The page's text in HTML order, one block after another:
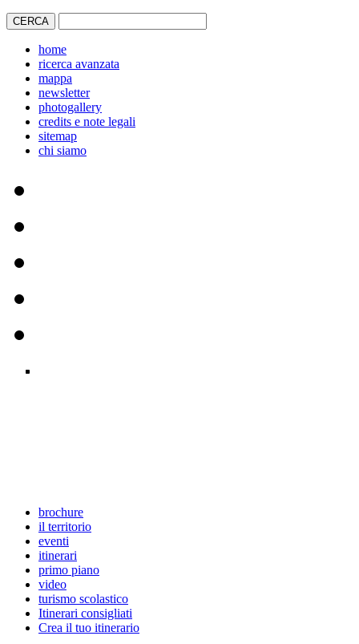
home
ricerca avanzata
mappa
newsletter
photogallery
credits e note legali
sitemap
chi siamo
brochure
il territorio
eventi
itinerari
primo piano
video
turismo scolastico
Itinerari consigliati
Crea il tuo itinerario